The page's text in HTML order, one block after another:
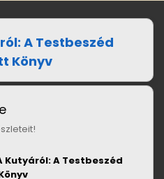
A Testbeszéd
Könyv
Kutyáról: A Testbeszéd